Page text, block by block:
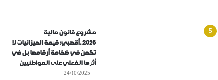
مشروع قانون مالية
2026..أقصبي: قيمة الميزانيات لا
تكمن في ضخامة أرقامها بل في
أثرها الفعلي على المواطنيين
24/10/2025